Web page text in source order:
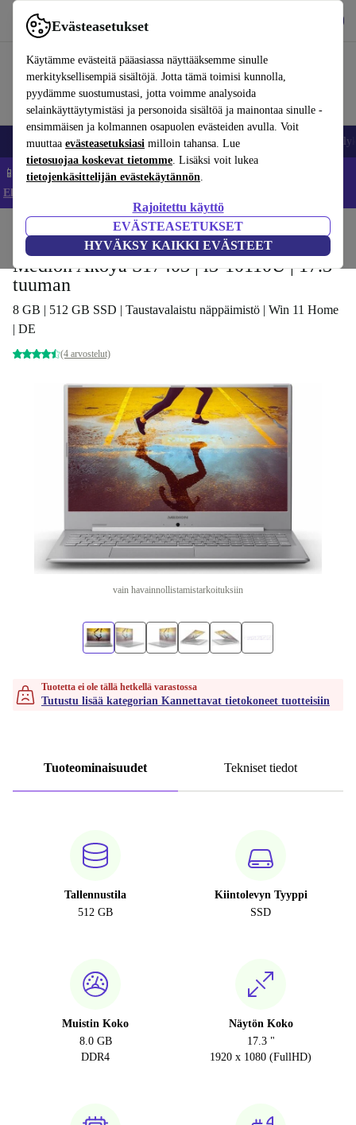
Evästeasetukset
Käytämme evästeitä pääasiassa näyttääksemme sinulle
merkityksellisempiä sisältöjä. Jotta tämä toimisi kunnolla,
pyydämme suostumustasi, jotta voimme analysoida
selainkäyttäytymistäsi ja personoida sisältöä ja mainontaa sinulle -
ensimmäisen ja kolmannen osapuolen evästeiden avulla. Voit
muuttaa evästeasetuksiasi milloin tahansa. Lue
tietosuojaa koskevat tietomme. Lisäksi voit lukea
tietojenkäsittelijän evästekäytännön.
Rajoitettu käyttö
EVÄSTEASETUKSET
HYVÄKSY KAIKKI EVÄSTEET
Käytä refurbed-palvelua nopeasti ja helposti
Matkapuhelimet ja älypuhelimet Kannettavat tietokoneet
📱 Säästä 5 % LISÄÄ iPhoneista – Koodi: IPHONEDEAL –
Ehdot ja säännöt
Kannettavat tietokoneet
Medion Akoya S17403 | i3-10110U | 17.3-
tuuman
8 GB | 512 GB SSD | Taustavalaistu näppäimistö | Win 11 Home
| DE
(4 arvostelut)
vain havainnollistamistarkoituksiin
Tuotetta ei ole tällä hetkellä varastossa
Tutustu lisää kategorian Kannettavat tietokoneet tuotteisiin
Tuoteominaisuudet Tekniset tiedot
Tallennustila
512 GB
Kiintolevyn Tyyppi
SSD
Muistin Koko
8.0 GB
DDR4
Näytön Koko
17.3 "
1920 x 1080 (FullHD)